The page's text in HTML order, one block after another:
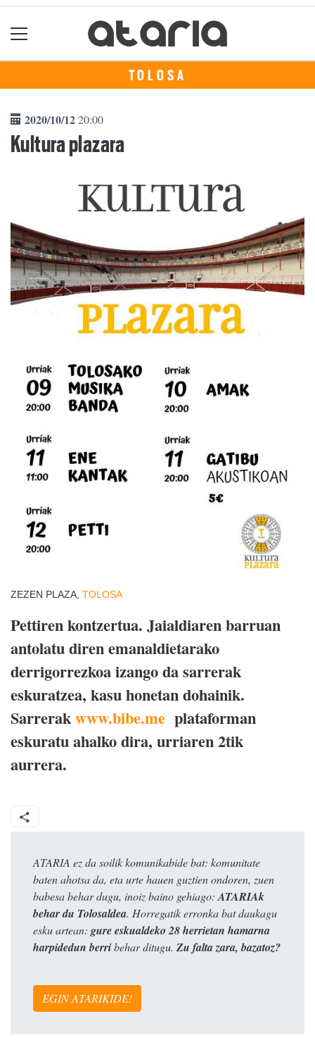
TOLOSA
2020/10/1220:00
Kultura plazara
ZEZEN PLAZA, TOLOSA
Pettiren kontzertua. Jaialdiaren barruan
antolatu diren emanaldietarako
derrigorrezkoa izango da sarrerak
eskuratzea, kasu honetan dohainik.
Sarrerakwww.bibe.me plataforman
eskuratu ahalko dira, urriaren 2tik
aurrera.
ATARIA ez da soilik komunikabide bat: komunitate
baten ahotsa da, eta urte hauen guztien ondoren, zuen
babesa behar dugu, inoiz baino gehiago: ATARIAk
behar du Tolosaldea. Horregatik erronka bat daukagu
esku artean: gure eskualdeko 28 herrietan hamarna
harpidedun berribehar ditugu. Zu falta zara, bazatoz?
EGIN ATARIKIDE!